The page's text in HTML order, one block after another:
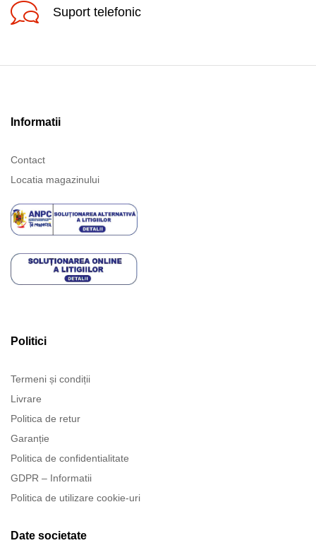
Suport telefonic
Informatii
Contact
Locatia magazinului
Politici
Termeni și condiții
Livrare
Politica de retur
Garanție
Politica de confidentialitate
GDPR – Informatii
Politica de utilizare cookie-uri
Date societate